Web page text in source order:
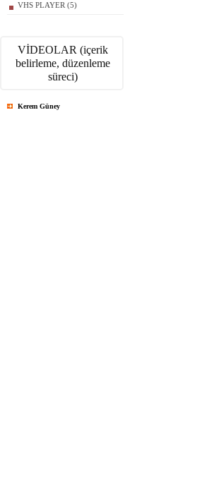
VHS PLAYER (5)
VİDEOLAR (içerik
belirleme, düzenleme
süreci)
Kerem Güney